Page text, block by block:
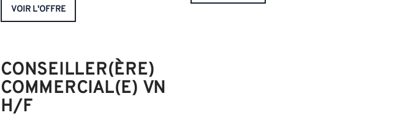
VOIR L'OFFRE
CONSEILLER(ÈRE)
COMMERCIAL(E) VN
H/F